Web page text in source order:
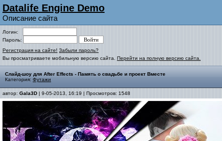
Datalife Engine Demo
Описание сайта
Логин:
Пароль:
Регистрация на сайте! Забыли пароль?
Вы просматриваете мобильную версию сайта. Перейти на полную версию сайта.
Слайд-шоу для After Effects - Память о свадьбе и проект Вместе
Категория: Футажи
автор: Gala3D | 9-05-2013, 16:19 | Просмотров: 1548